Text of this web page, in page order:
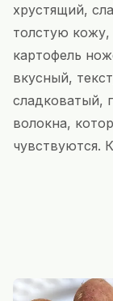
хрустящий,
толстую
картофель
вкусный,
сладковатый,
волокна,
чувствуются.